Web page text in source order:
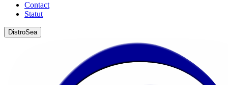
Contact
Statut
DistroSea